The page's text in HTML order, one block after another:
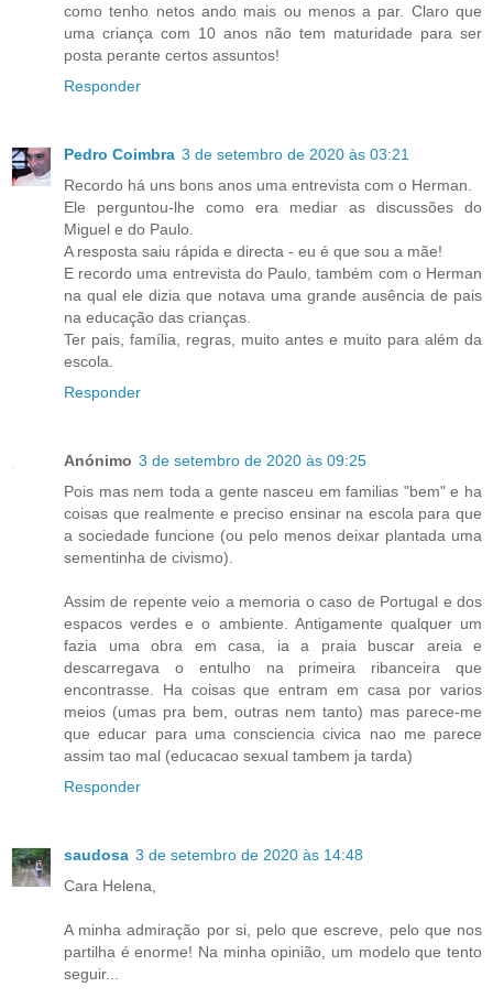
como tenho netos ando mais ou menos a par. Claro que
uma criança com 10 anos não tem maturidade para ser
posta perante certos assuntos!
Responder
Pedro Coimbra 3 de setembro de 2020 às 03:21
Recordo há uns bons anos uma entrevista com o Herman.
Ele perguntou-lhe como era mediar as discussões do
Miguel e do Paulo.
A resposta saiu rápida e directa - eu é que sou a mãe!
E recordo uma entrevista do Paulo, também com o Herman
na qual ele dizia que notava uma grande ausência de pais
na educação das crianças.
Ter pais, família, regras, muito antes e muito para além da
escola.
Responder
Anónimo 3 de setembro de 2020 às 09:25
Pois mas nem toda a gente nasceu em familias "bem" e ha
coisas que realmente e preciso ensinar na escola para que
a sociedade funcione (ou pelo menos deixar plantada uma
sementinha de civismo).
Assim de repente veio a memoria o caso de Portugal e dos
espacos verdes e o ambiente. Antigamente qualquer um
fazia uma obra em casa, ia a praia buscar areia e
descarregava o entulho na primeira ribanceira que
encontrasse. Ha coisas que entram em casa por varios
meios (umas pra bem, outras nem tanto) mas parece-me
que educar para uma consciencia civica nao me parece
assim tao mal (educacao sexual tambem ja tarda)
Responder
saudosa 3 de setembro de 2020 às 14:48
Cara Helena,
A minha admiração por si, pelo que escreve, pelo que nos
partilha é enorme! Na minha opinião, um modelo que tento
seguir...